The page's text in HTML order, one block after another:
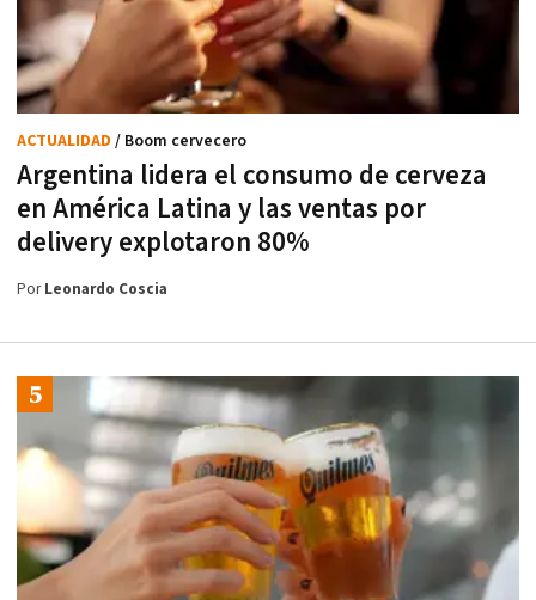
Argentina lidera el consumo de cerveza
en América Latina y las ventas por
delivery explotaron 80%
ACTUALIDAD / Boom cervecero
PorLeonardo Coscia